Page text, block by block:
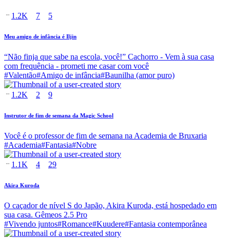
1.2K 7 5
Meu amigo de infância é Iljin
“Não finja que sabe na escola, você!” Cachorro - Vem à sua casa
com frequência - prometi me casar com você
#Valentão#Amigo de infância#Baunilha (amor puro)
1.2K 2 9
Instrutor de fim de semana da Magic School
Você é o professor de fim de semana na Academia de Bruxaria
#Academia#Fantasia#Nobre
1.1K 4 29
Akira Kuroda
O caçador de nível S do Japão, Akira Kuroda, está hospedado em
sua casa. Gêmeos 2.5 Pro
#Vivendo juntos#Romance#Kuudere#Fantasia contemporânea